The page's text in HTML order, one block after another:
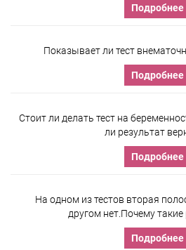
Подробнее
Показывает ли тест
Подробнее
Стоит ли делать тест на
ли результат
Подробнее
На одном из тестов вторая
другом нет.Почему такие
Подробнее